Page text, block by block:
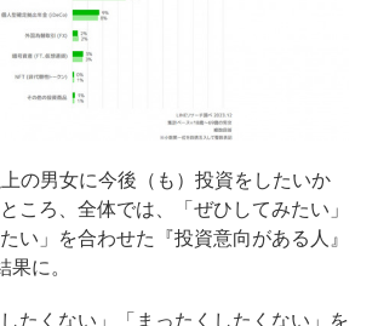
の男女に今後（も）投資をしたいか
ころ、全体では、「ぜひしてみたい」
い」を合わせた『投資意向がある人』
に。
たくない」「まったくしたくない」を